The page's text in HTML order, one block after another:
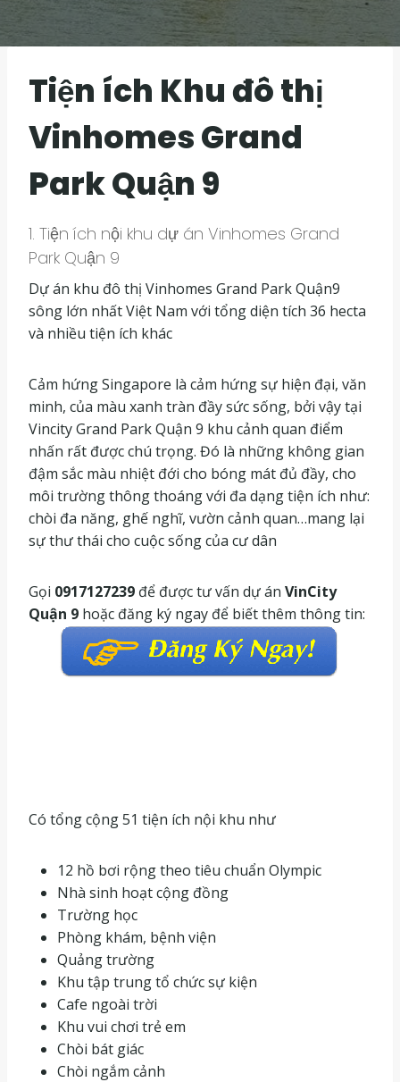
Tiện ích Khu đô thị
Vinhomes Grand
Park Quận 9
1. Tiện ích nội khu dự án Vinhomes Grand
Park Quận 9
Dự án khu đô thị Vinhomes Grand Park Quận9
sông lớn nhất Việt Nam với tổng diện tích 36 hecta
và nhiều tiện ích khác
Cảm hứng Singapore là cảm hứng sự hiện đại, văn
minh, của màu xanh tràn đầy sức sống, bởi vậy tại
Vincity Grand Park Quận 9 khu cảnh quan điểm
nhấn rất được chú trọng. Đó là những không gian
đậm sắc màu nhiệt đới cho bóng mát đủ đầy, cho
môi trường thông thoáng với đa dạng tiện ích như:
chòi đa năng, ghế nghĩ, vườn cảnh quan…mang lại
sự thư thái cho cuộc sống của cư dân
Gọi 0917127239 để được tư vấn dự án VinCity
Quận 9 hoặc đăng ký ngay để biết thêm thông tin:
Có tổng cộng 51 tiện ích nội khu như
12 hồ bơi rộng theo tiêu chuẩn Olympic
Nhà sinh hoạt cộng đồng
Trường học
Phòng khám, bệnh viện
Quảng trường
Khu tập trung tổ chức sự kiện
Cafe ngoài trời
Khu vui chơi trẻ em
Chòi bát giác
Chòi ngắm cảnh